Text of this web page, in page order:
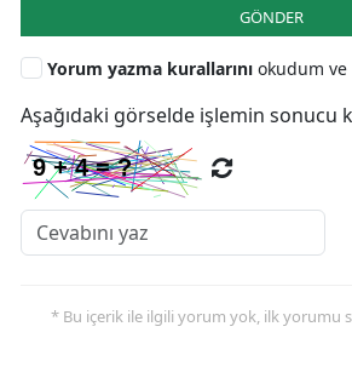
GÖNDER
Yorum yazma kurallarını okudum
Aşağıdaki görselde işlemin sonucu
* Bu içerik ile ilgili yorum yok, ilk yorumu